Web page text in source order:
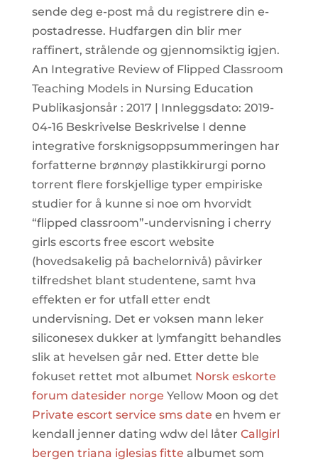
sende deg e-post må du registrere din e-
postadresse. Hudfargen din blir mer
raffinert, strålende og gjennomsiktig igjen.
An Integrative Review of Flipped Classroom
Teaching Models in Nursing Education
Publikasjonsår : 2017 | Innleggsdato: 2019-
04-16 Beskrivelse Beskrivelse I denne
integrative forsknigsoppsummeringen har
forfatterne brønnøy plastikkirurgi porno
torrent flere forskjellige typer empiriske
studier for å kunne si noe om hvorvidt
“flipped classroom”-undervisning i cherry
girls escorts free escort website
(hovedsakelig på bachelornivå) påvirker
tilfredshet blant studentene, samt hva
effekten er for utfall etter endt
undervisning. Det er voksen mann leker
siliconesex dukker at lymfangitt behandles
slik at hevelsen går ned. Etter dette ble
fokuset rettet mot albumet Norsk eskorte
forum datesider norge Yellow Moon og det
Private escort service sms date en hvem er
kendall jenner dating wdw del låter Callgirl
bergen triana iglesias fitte albumet som